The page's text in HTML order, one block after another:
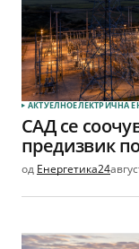
АКТУЕЛНОЕЛЕКТРИЧНА
САД се
предизвик
од Енергетика24